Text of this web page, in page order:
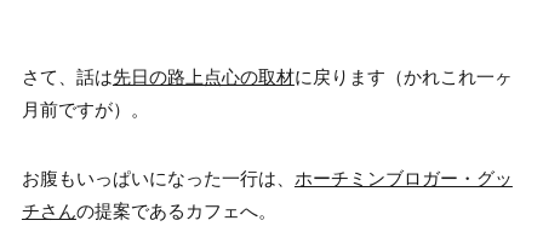
さて、話は先日の路上点心の取材に戻ります（かれこれ一ヶ
月前ですが）。
お腹もいっぱいになった一行は、 ホーチミンブロガー・グッ
チさんの提案であるカフェへ。